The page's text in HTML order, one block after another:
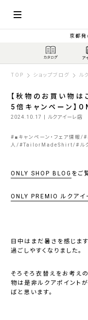
京都発
TOP ショップブログ ル
【秋物のお買い物は
5倍キャンペーン】
2024.10.17 | ルクアイーレ店
# ■キャンペーン・フェア情報 #
人 #TailorMadeShirt # ル
ONLY SHOP BLOG をご
ONLY PREMIO ルクアイ
日中はまだ暑さを感じま
過ごしやすくなりました。
そろそろ衣替えをお考え
物は是非ルクアポイント
ばと思います。